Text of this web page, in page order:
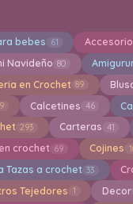
bebes 61
Navideño 80
en Crochet 89
Calcetines 46
293 Carteras 41
crochet 69 Cojines
Tazas a crochet 33
Tejedores 1 Decor